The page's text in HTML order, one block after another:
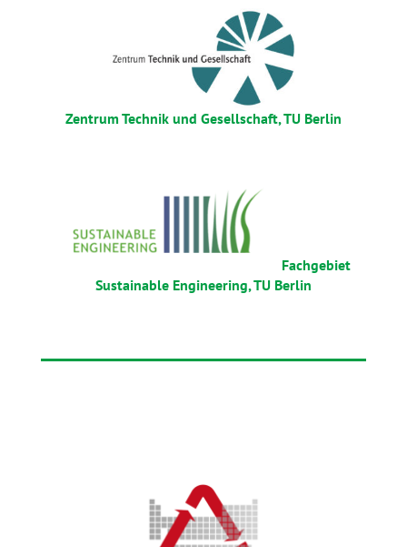
Zentrum Technik und Gesellschaft, TU Berlin
Fachgebiet
Sustainable Engineering, TU Berlin